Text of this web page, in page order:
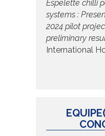
Espelette chilli
systems :
2024 pilot
preliminary
International